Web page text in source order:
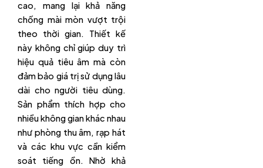
cao, mang lại khả năng
chống mài mòn vượt trội
theo thời gian. Thiết kế
này không chỉ giúp duy trì
hiệu quả tiêu âm mà còn
đảm bảo giá trị sử dụng lâu
dài cho người tiêu dùng.
Sản phẩm thích hợp cho
nhiều không gian khác nhau
như phòng thu âm, rạp hát
và các khu vực cần kiểm
soát tiếng ồn. Nhờ khả